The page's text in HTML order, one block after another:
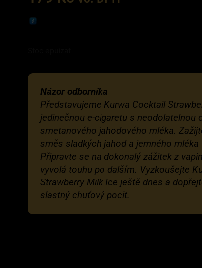
Názor odborníka
Představujeme Kurwa Cocktail
jedinečnou e-cigaretu s neodolatelnou
smetanového jahodového mléka.
směs sladkých jahod a jemného mléka
Připravte se na dokonalý zážitek z
vyvolá touhu po dalším. Vyzkoušejte
Strawberry Milk Ice ještě dnes a
slastný chuťový pocit.